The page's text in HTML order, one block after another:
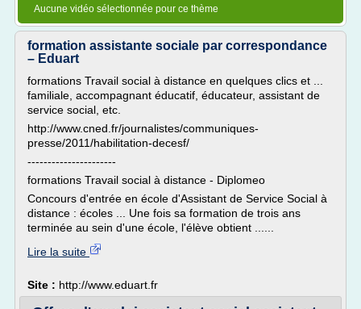
Aucune vidéo sélectionnée pour ce thème
formation assistante sociale par correspondance
– Eduart
formations Travail social à distance en quelques clics et ...
familiale, accompagnant éducatif, éducateur, assistant de
service social, etc.
http://www.cned.fr/journalistes/communiques-
presse/2011/habilitation-decesf/
----------------------
formations Travail social à distance - Diplomeo
Concours d'entrée en école d'Assistant de Service Social à
distance : écoles ... Une fois sa formation de trois ans
terminée au sein d'une école, l'élève obtient ......
Lire la suite
Site : http://www.eduart.fr